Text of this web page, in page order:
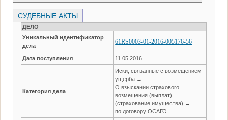
СУДЕБНЫЕ АКТЫ
ДЕЛО
Уникальный идентификатор
дела
61RS0003-01-2016-005176-56
Дата поступления 11.05.2016
Категория дела
Иски, связанные с возмещением
ущерба →
О взыскании страхового
возмещения (выплат)
(страхование имущества) →
по договору ОСАГО